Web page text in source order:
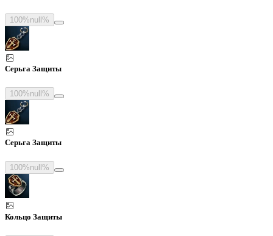
100%null%
Серьга Защиты
100%null%
Серьга Защиты
100%null%
Кольцо Защиты